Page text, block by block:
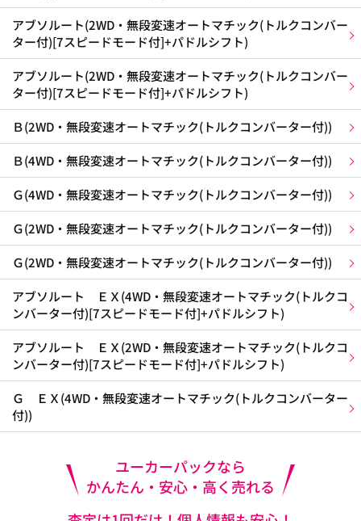
アブソルート(2WD・無段変速オートマチック(トルクコンバー
ター付)[7スピードモード付]+パドルシフト)
アブソルート(2WD・無段変速オートマチック(トルクコンバー
ター付)[7スピードモード付]+パドルシフト)
Ｂ(2WD・無段変速オートマチック(トルクコンバーター付))
Ｂ(4WD・無段変速オートマチック(トルクコンバーター付))
Ｇ(4WD・無段変速オートマチック(トルクコンバーター付))
Ｇ(2WD・無段変速オートマチック(トルクコンバーター付))
Ｇ(2WD・無段変速オートマチック(トルクコンバーター付))
アブソルート ＥＸ(4WD・無段変速オートマチック(トルクコ
ンバーター付)[7スピードモード付]+パドルシフト)
アブソルート ＥＸ(2WD・無段変速オートマチック(トルクコ
ンバーター付)[7スピードモード付]+パドルシフト)
Ｇ ＥＸ(4WD・無段変速オートマチック(トルクコンバーター
付))
ユーカーパックなら
かんたん・安心・高く売れる